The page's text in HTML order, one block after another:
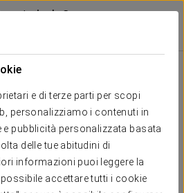
e di terze parti per scopi
personalizziamo i contenuti in
e pubblicità personalizzata basata
delle tue abitudini di
informazioni puoi leggere la
accettare tutti i cookie
de San
Camere
il riposo di cui hai
bisogno
dell´Hotel Eurostars Monumento
sono le vostre camere, tutte
con gusto e in armonia con
soffitti e pareti in pietra, e con una